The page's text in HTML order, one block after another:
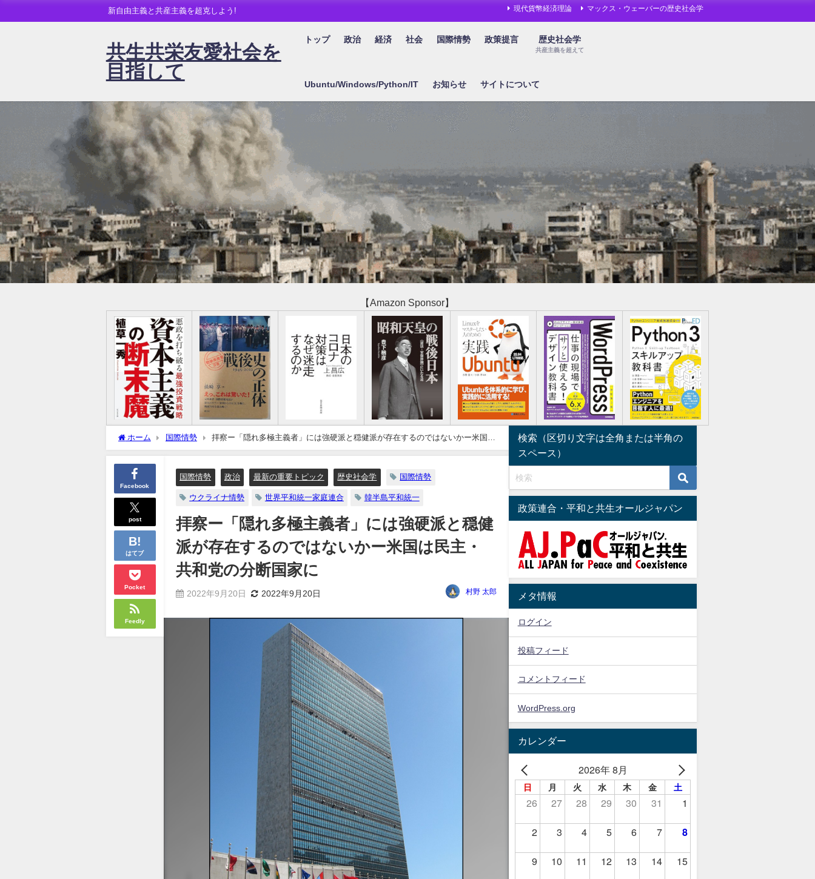
新自由主義と共産主義を超克しよう! 現代貨幣経済理論 マックス・ウェーバーの歴史社会学
共生共栄友愛社会を
目指して
トップ 政治 経済 社会 国際情勢 政策提言 歴史社会学
共産主義を超えて
Ubuntu/Windows/Python/IT お知らせ サイトについて
【Amazon Sponsor】
ホーム 国際情勢
拝察ー「隠れ多極主義者」には強硬派と穏健派が存在するのではないかー米国は
民主・共和党の分断国家に
Facebook
post
はてブ
Pocket
Feedly
国際情勢 政治 最新の重要トピック 歴史社会学 国際情勢
ウクライナ情勢 世界平和統一家庭連合 韓半島平和統一
拝察ー「隠れ多極主義者」には強硬派と穏健
派が存在するのではないかー米国は民主・
共和党の分断国家に
2022年9月20日 2022年9月20日 村野 太郎
検索（区切り文字は全角または半角の
スペース）
政策連合・平和と共生オールジャパン
メタ情報
ログイン
投稿フィード
コメントフィード
WordPress.org
カレンダー
2026年 8月
日 月 火 水 木 金 土
26 27 28 29 30 31 1
2 3 4 5 6 7 8
9 10 11 12 13 14 15